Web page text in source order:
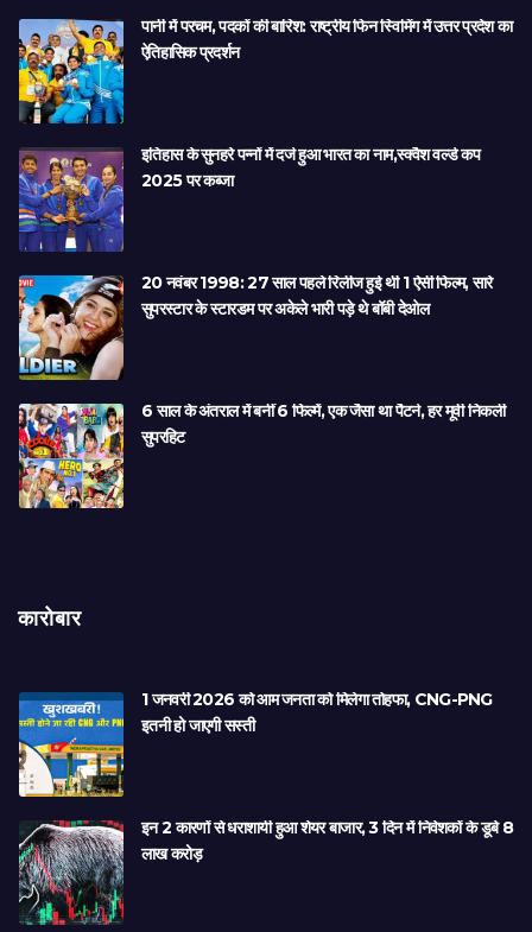
पानी में परचम, पदकों की बारिश: राष्ट्रीय फिन स्विमिंग में उत्तर प्रदेश का
ऐतिहासिक प्रदर्शन
इतिहास के सुनहरे पन्नों में दर्ज हुआ भारत का नाम,स्क्वैश वर्ल्ड कप
2025 पर कब्जा
20 नवंबर 1998: 27 साल पहले रिलीज हुई थी 1 ऐसी फिल्म, सारे
सुपरस्टार के स्टारडम पर अकेले भारी पड़े थे बॉबी देओल
6 साल के अंतराल में बनीं 6 फिल्में, एक जैसा था पैटर्न, हर मूवी निकली
सुपरहिट
कारोबार
1 जनवरी 2026 को आम जनता को मिलेगा तोहफा, CNG-PNG
इतनी हो जाएगी सस्ती
इन 2 कारणों से धराशायी हुआ शेयर बाजार, 3 दिन में निवेशकों के डूबे 8
लाख करोड़